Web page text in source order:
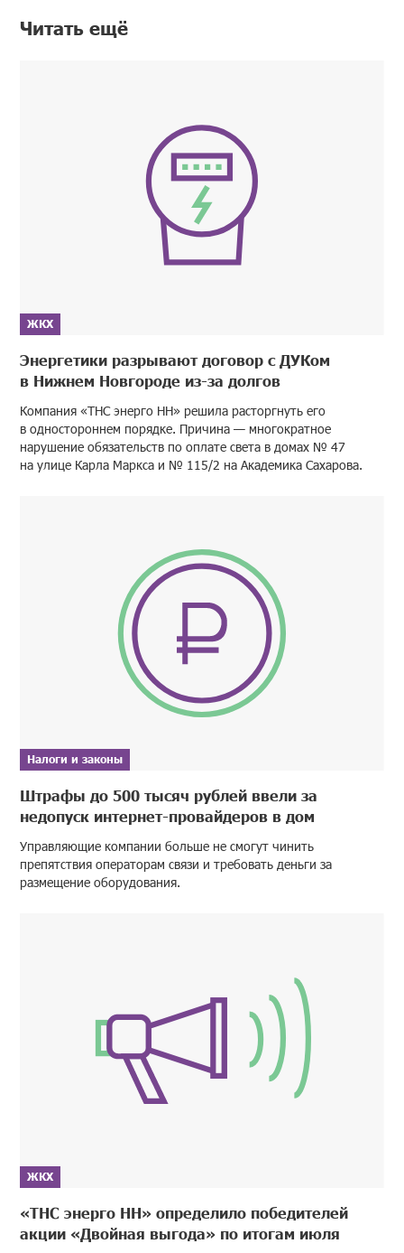
Читать ещё
ЖКХ
Энергетики разрывают договор с ДУКом
в Нижнем Новгороде из-за долгов
Компания «ТНС энерго НН» решила расторгнуть его
в одностороннем порядке. Причина — многократное
нарушение обязательств по оплате света в домах № 47
на улице Карла Маркса и № 115/2 на Академика Сахарова.
Налоги и законы
Штрафы до 500 тысяч рублей ввели за
недопуск интернет-провайдеров в дом
Управляющие компании больше не смогут чинить
препятствия операторам связи и требовать деньги за
размещение оборудования.
ЖКХ
«ТНС энерго НН» определило победителей
акции «Двойная выгода» по итогам июля